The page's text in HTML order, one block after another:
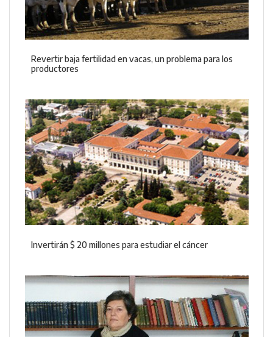
Revertir baja fertilidad en vacas, un problema para los
productores
Invertirán $ 20 millones para estudiar el cáncer